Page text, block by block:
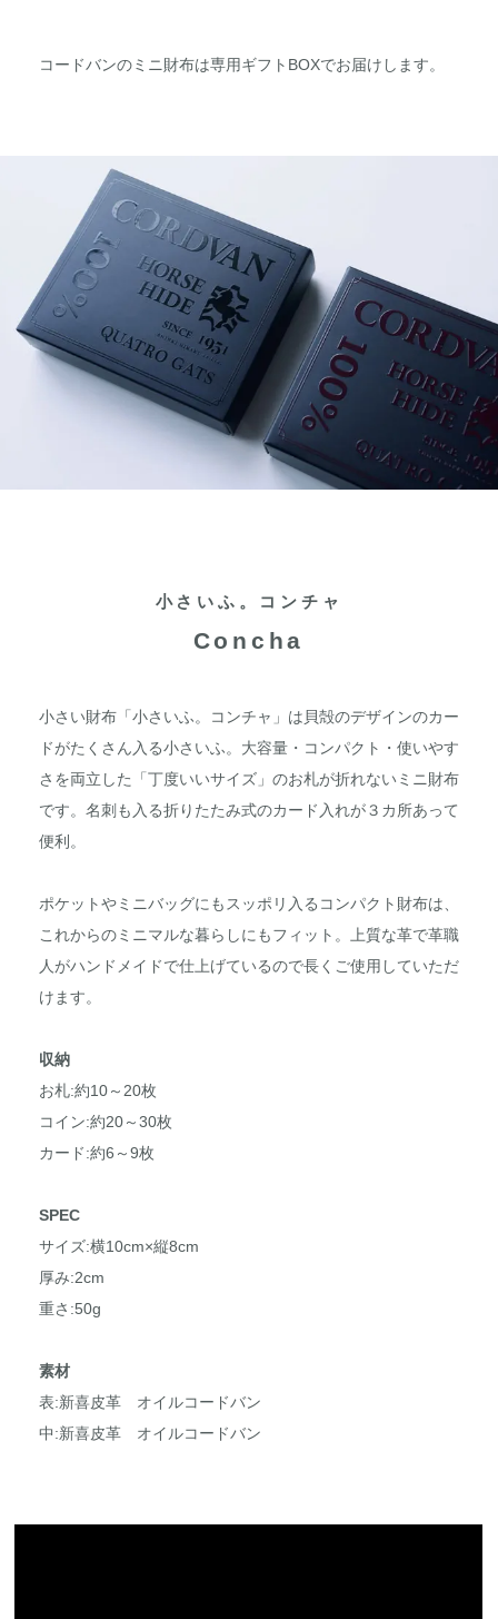
コードバンのミニ財布は専用ギフトBOXでお届けします。
小さいふ。コンチャ
Concha
小さい財布「小さいふ。コンチャ」は貝殻のデザインのカー
ドがたくさん入る小さいふ。大容量・コンパクト・使いやす
さを両立した「丁度いいサイズ」のお札が折れないミニ財布
です。名刺も入る折りたたみ式のカード入れが３カ所あって
便利。
ポケットやミニバッグにもスッポリ入るコンパクト財布は、
これからのミニマルな暮らしにもフィット。上質な革で革職
人がハンドメイドで仕上げているので長くご使用していただ
けます。
収納
お札:約10～20枚
コイン:約20～30枚
カード:約6～9枚
SPEC
サイズ:横10cm×縦8cm
厚み:2cm
重さ:50g
素材
表:新喜皮革 オイルコードバン
中:新喜皮革 オイルコードバン